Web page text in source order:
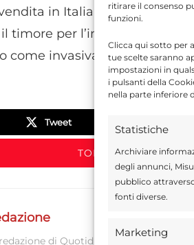
ritirare il consenso
funzioni.
Clicca qui sotto per
tue scelte saranno
impostazioni in
i pulsanti della
nella parte inferiore
Statistiche
Archiviare
degli annunci,
pubblico
fonti diverse.
Marketing
in Italia, permane
timore per l’instabilita’
come invasiva".
Tweet
TORNA IN ATTUALITÀ
di Quotidianodiragusa.it è